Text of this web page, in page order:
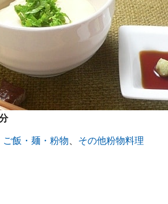
ご飯・麺・粉物 その他粉物料理